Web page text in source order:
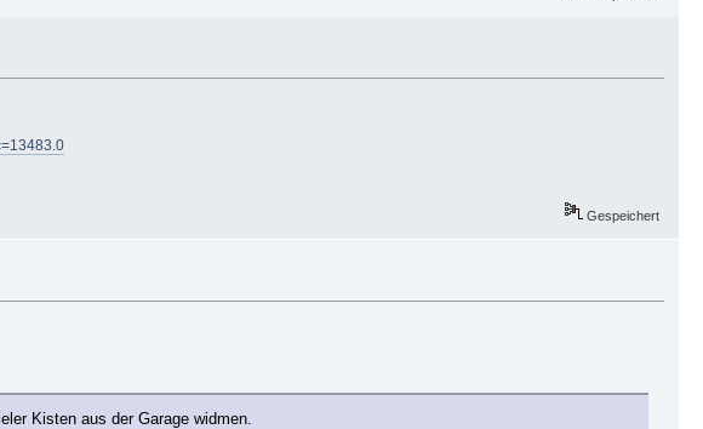
Gespeichert
Kisten aus der Garage widmen.